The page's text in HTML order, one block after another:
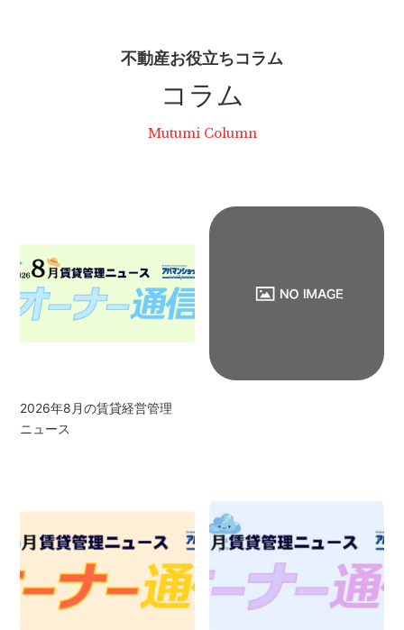
不動産お役立ちコラム
コラム
Mutumi Column
2026年8月の賃貸経営管理
ニュース